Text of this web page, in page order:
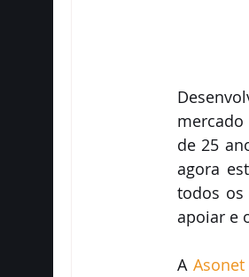
mercado
de 25
agora
todos os
apoiar e
A Asonet